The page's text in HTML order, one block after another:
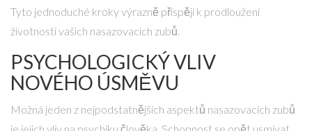
Tyto jednoduché kroky výrazně přispějí k prodloužení
životnosti vašich nasazovacích zubů.
PSYCHOLOGICKÝ VLIV
NOVÉHO ÚSMĚVU
Možná jeden z nejpodstatnějších aspektů nasazovacích zubů